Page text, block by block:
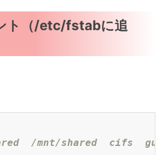
ト（/etc/fstabに追
/mnt/shared  cifs